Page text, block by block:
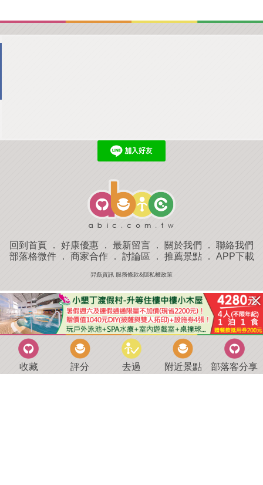
回到首頁 ． 好康優惠 ． 最新留言 ． 關於我們 ． 聯絡我們
部落格微件． 商家合作． 討論區 ． 推薦景點． APP下載
羿磊資訊 服務條款&隱私權政策
收藏 評分 去過 附近景點 部落客分享